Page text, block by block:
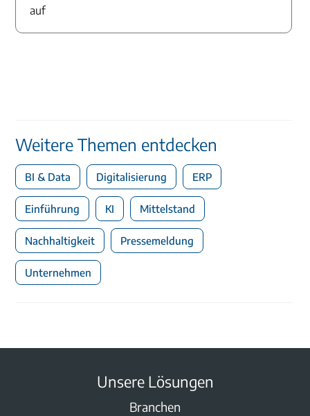
auf
Weitere Themen entdecken
BI & Data Digitalisierung ERP
Einführung KI Mittelstand
Nachhaltigkeit Pressemeldung
Unternehmen
Unsere Lösungen
Branchen